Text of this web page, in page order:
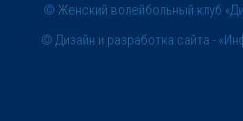
© Женский волейбольный клуб
© Дизайн и разработка сайта -